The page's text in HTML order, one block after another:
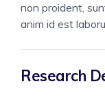
non proident,
anim id est
Research